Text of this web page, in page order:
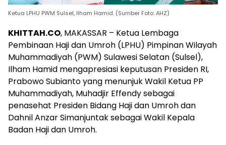
Ketua LPHU PWM Sulsel, Ilham Hamid. (Sumber Foto: AHZ)
KHITTAH.CO, MAKASSAR – Ketua Lembaga
Pembinaan Haji dan Umroh (LPHU) Pimpinan Wilayah
Muhammadiyah (PWM) Sulawesi Selatan (Sulsel),
Ilham Hamid mengapresiasi keputusan Presiden RI,
Prabowo Subianto yang menunjuk Wakil Ketua PP
Muhammadiyah, Muhadjir Effendy sebagai
penasehat Presiden Bidang Haji dan Umroh dan
Dahnil Anzar Simanjuntak sebagai Wakil Kepala
Badan Haji dan Umroh.